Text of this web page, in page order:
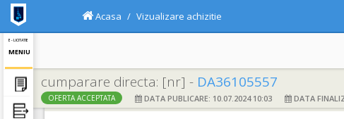
E - LICITATIE
MENIU
Acasa Vizualizare achizitie
cumparare directa: [nr] - DA36105557
OFERTA ACCEPTATA DATA PUBLICARE: 10.07.2024 10:03 DATA
DATE IDENTIFICARE OFERTANT